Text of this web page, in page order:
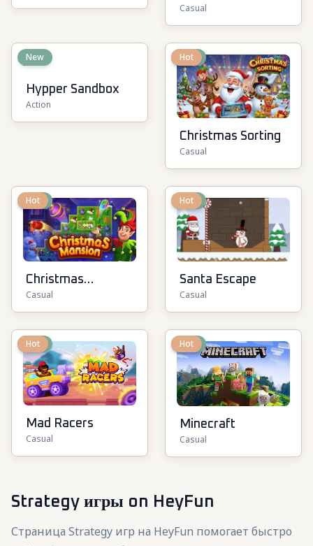
Running Game
Casual
New
Hypper Sandbox
Action
New
Hot
Christmas Sorting
Casual
New
Hot
Christmas
Mansion
Casual
New
Hot
Santa Escape
Casual
New
Hot
Mad Racers
Casual
New
Hot
Minecraft
Casual
Strategy игры on HeyFun
Страница Strategy игр на HeyFun помогает быстро